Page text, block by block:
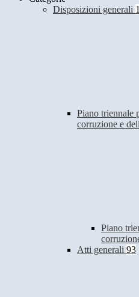
Disposizioni generali
Piano triennale
corruzione e
Piano
Atti generali 93